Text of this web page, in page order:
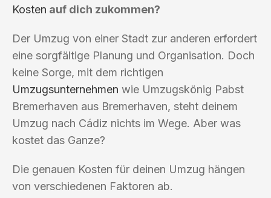
Kosten auf dich zukommen?
Der Umzug von einer Stadt zur anderen erfordert
eine sorgfältige Planung und Organisation. Doch
keine Sorge, mit dem richtigen
Umzugsunternehmen wie Umzugskönig Pabst
Bremerhaven aus Bremerhaven, steht deinem
Umzug nach Cádiz nichts im Wege. Aber was
kostet das Ganze?
Die genauen Kosten für deinen Umzug hängen
von verschiedenen Faktoren ab.